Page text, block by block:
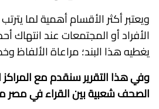
ويعتبر أكثر الأقسام أهمية لما
الأفراد أو المجتمعات عند انتهاك
يغطيه هذا البند؛ مراعاة الألفاظ
وفي هذا التقرير سنقدم مع
الصحف شعبية بين القراء في مصر